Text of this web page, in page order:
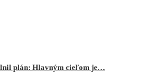
plán: Hlavným cieľom je…